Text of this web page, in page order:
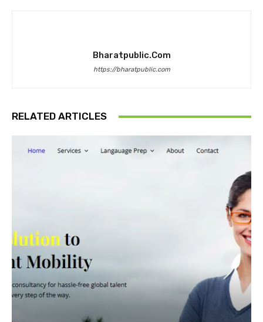
Bharatpublic.com
https://bharatpublic.com
RELATED ARTICLES